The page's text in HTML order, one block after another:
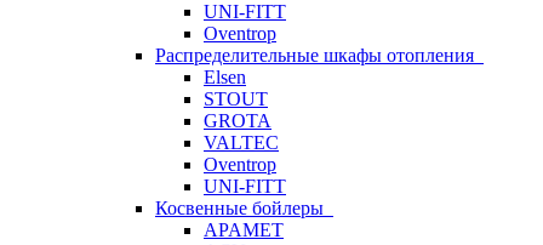
UNI-FITT
Oventrop
Распределительные шкафы отопления
Elsen
STOUT
GROTA
VALTEC
Oventrop
UNI-FITT
Косвенные бойлеры
APAMET